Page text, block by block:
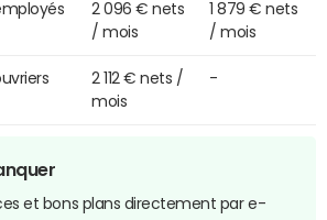
2 096 € nets
/ mois
1 879 € nets
/ mois
2 112 € nets /
mois
-
et bons plans directement par e-